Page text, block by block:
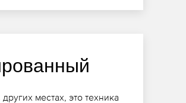
местах, это техника